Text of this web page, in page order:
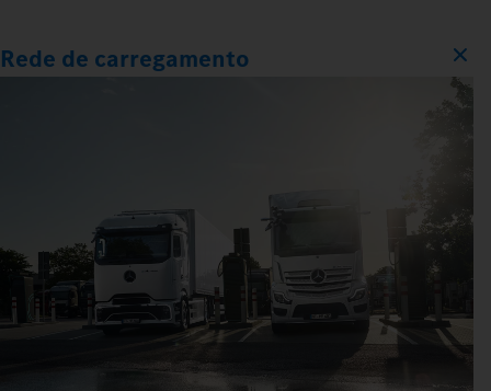
Rede de carregamento